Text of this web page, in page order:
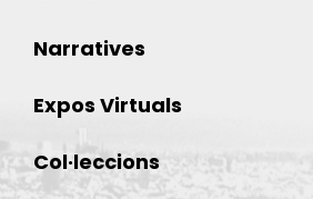
Narratives
Expos Virtuals
Col·leccions